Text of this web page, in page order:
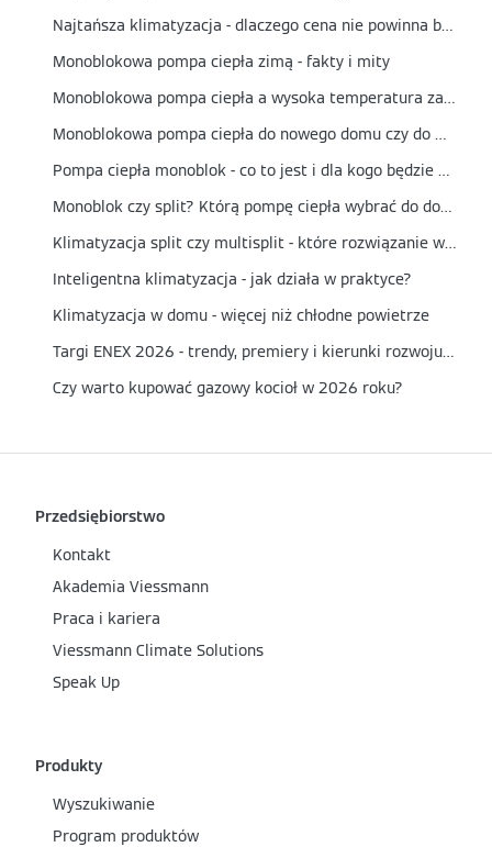
Najtańsza klimatyzacja - dlaczego cena nie powinna być jedynym kryterium wyboru?
Monoblokowa pompa ciepła zimą - fakty i mity
Monoblokowa pompa ciepła a wysoka temperatura zasilania - czy nadaje się do grzejników?
Monoblokowa pompa ciepła do nowego domu czy do modernizacji? Kiedy to najlepszy wybór?
Pompa ciepła monoblok - co to jest i dla kogo będzie najlepszym wyborem?
Monoblok czy split? Którą pompę ciepła wybrać do domu?
Klimatyzacja split czy multisplit - które rozwiązanie wybrać?
Inteligentna klimatyzacja - jak działa w praktyce?
Klimatyzacja w domu - więcej niż chłodne powietrze
Targi ENEX 2026 - trendy, premiery i kierunki rozwoju energetyki
Czy warto kupować gazowy kocioł w 2026 roku?
Przedsiębiorstwo
Kontakt
Akademia Viessmann
Praca i kariera
Viessmann Climate Solutions
Speak Up
Produkty
Wyszukiwanie
Program produktów